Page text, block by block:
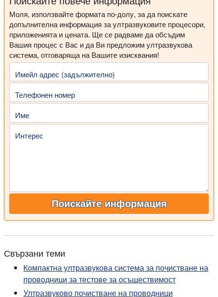
Моля, използвайте формата по-долу, за да поискате
допълнителна информация за ултразвуковите процесори,
приложенията и цената. Ще се радваме да обсъдим
Вашия процес с Вас и да Ви предложим ултразвукова
система, отговаряща на Вашите изисквания!
Имейл адрес (задължително)
Телефонен номер
Име
Интерес
Поискайте информация
Свързани теми
Компактна ултразвукова система за почистване на
проводници за тестове за осъществимост
Ултразвуково почистване на проводници